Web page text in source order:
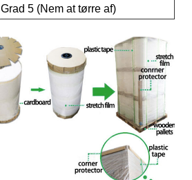
Grad 5 (Nem at tørre af)